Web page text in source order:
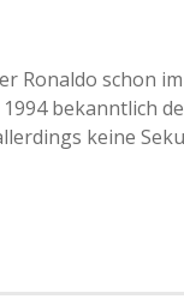
Ronaldo schon
bekanntlich
keine